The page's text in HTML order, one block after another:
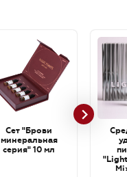
Сет "Брови
минеральная
серия" 10 мл